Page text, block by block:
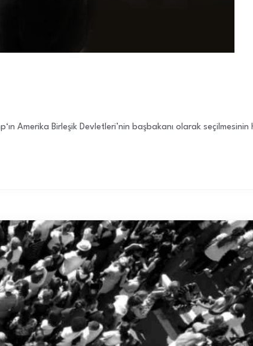
Amerika Birleşik Devletleri’nin başbakanı olarak seçilmesinin